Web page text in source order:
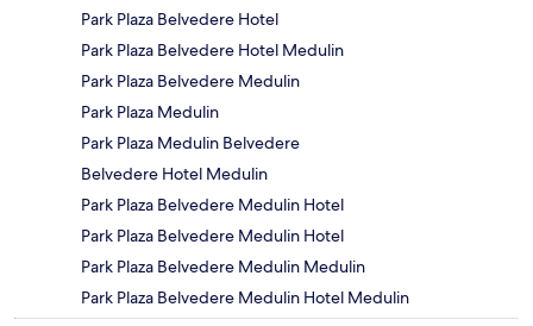
Park Plaza Belvedere Hotel
Park Plaza Belvedere Hotel Medulin
Park Plaza Belvedere Medulin
Park Plaza Medulin
Park Plaza Medulin Belvedere
Belvedere Hotel Medulin
Park Plaza Belvedere Medulin Hotel
Park Plaza Belvedere Medulin Hotel
Park Plaza Belvedere Medulin Medulin
Park Plaza Belvedere Medulin Hotel Medulin